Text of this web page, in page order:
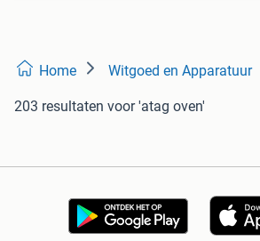
Home Witgoed en Apparatuur
203 resultaten voor 'atag oven'